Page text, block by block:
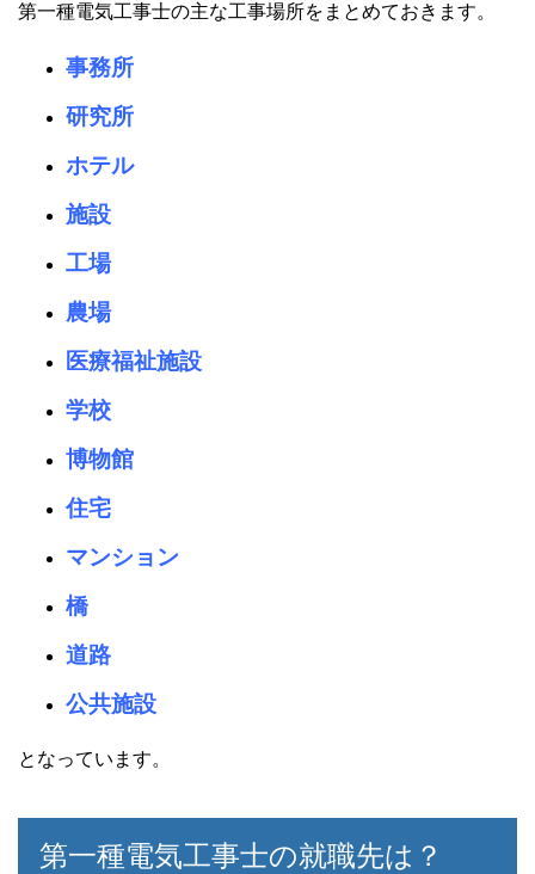
第一種電気工事士の主な工事場所をまとめておきます。
事務所
研究所
ホテル
施設
工場
農場
医療福祉施設
学校
博物館
住宅
マンション
橋
道路
公共施設
となっています。
第一種電気工事士の就職先は？